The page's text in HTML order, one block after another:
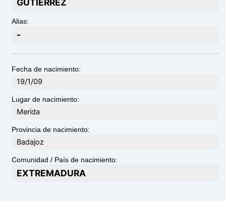
GUTIERREZ
Alias:
-
Fecha de nacimiento:
19/1/09
Lugar de nacimiento:
Merida
Provincia de nacimiento:
Badajoz
Comunidad / País de nacimiento:
EXTREMADURA